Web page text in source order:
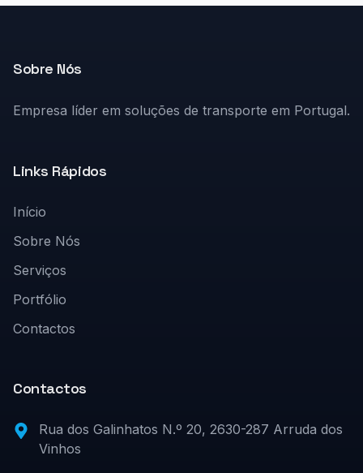
Sobre Nós
Empresa líder em soluções de transporte em Portugal.
Links Rápidos
Início
Sobre Nós
Serviços
Portfólio
Contactos
Contactos
Rua dos Galinhatos N.º 20, 2630-287 Arruda dos
Vinhos